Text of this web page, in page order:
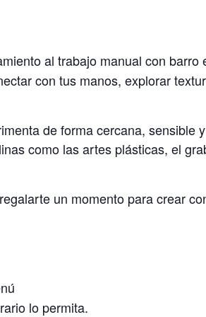
al trabajo manual con barro
con tus manos, explorar
de forma cercana, sensible
como las artes plásticas, el
un momento para crear
lo permita.